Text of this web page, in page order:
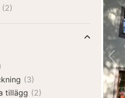
(2)
(3)
tillägg (2)